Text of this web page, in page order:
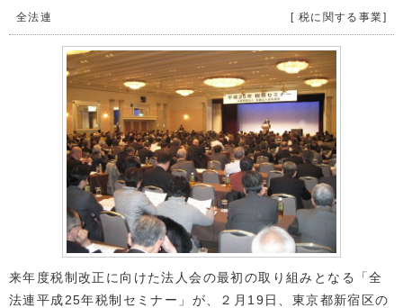
全法連 [ 税に関する事業]
来年度税制改正に向けた法人会の最初の取り組みとなる「全
法連平成25年税制セミナー」が、２月19日、東京都新宿区の